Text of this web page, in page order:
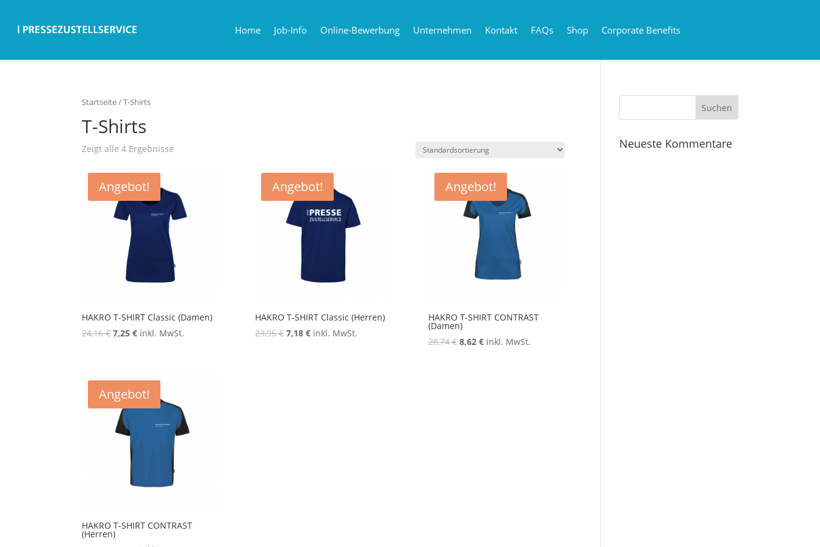
Home Job-Info Online-Bewerbung Unternehmen Kontakt FAQs Shop Corporate Benefits
Startseite/ T-Shirts
T-Shirts
Zeigt alle 4 Ergebnisse
Angebot!
HAKRO T-SHIRT Classic (Damen)
24,16€ 7,25€ inkl. MwSt.
Angebot!
HAKRO T-SHIRT Classic (Herren)
23,95€ 7,18 € inkl. MwSt.
Angebot!
HAKRO T-SHIRT CONTRAST
(Damen)
28,74€ 8,62 € inkl. MwSt.
Angebot!
HAKRO T-SHIRT CONTRAST
(Herren)
Neueste Kommentare